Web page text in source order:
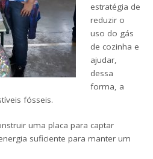
estratégia de
reduzir o
uso do gás
de cozinha e
ajudar,
dessa
forma, a
fósseis.
uma placa para captar
suficiente para manter um